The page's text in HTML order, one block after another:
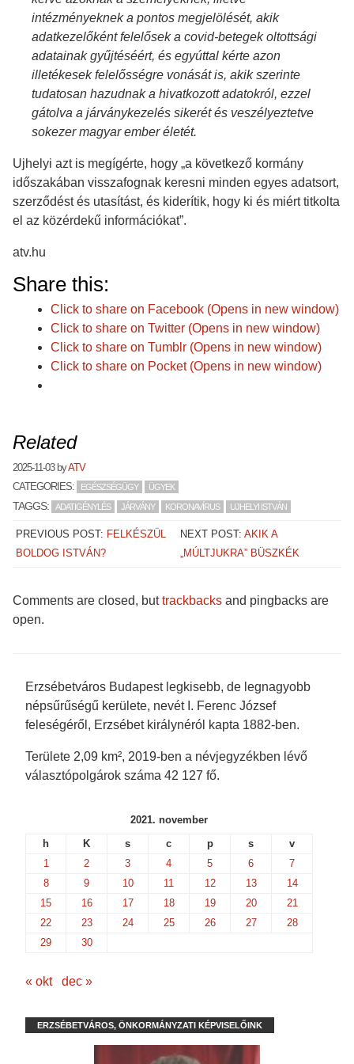
intézményeknek a pontos megjelölését, akik
adatkezelőként felelősek a covid-betegek oltottsági
adatainak gyűjtéséért, és egyúttal kérte azon
illetékesek felelősségre vonását is, akik szerinte
tudatosan hazudnak a hivatkozott adatokról, ezzel
gátolva a járványkezelés sikerét és veszélyeztetve
sokezer magyar ember életét.
Ujhelyi azt is megígérte, hogy „a következő kormány
időszakában visszafognak keresni minden egyes adatsort,
szerződést és utasítást, és kiderítik, hogy ki és miért titkolta
el az közérdekű információkat”.
atv.hu
Share this:
Click to share on Facebook (Opens in new window)
Click to share on Twitter (Opens in new window)
Click to share on Tumblr (Opens in new window)
Click to share on Pocket (Opens in new window)
Related
2025-11-03byATV
CATEGORIES:
EGÉSZSÉGÜGY ÜGYEK
TAGGS: ADATIGÉNYLÉS JÁRVÁNY KORONAVÍRUS UJHELYI ISTVÁN
PREVIOUS POST: FELKÉSZÜL
BOLDOG ISTVÁN?
NEXT POST:AKIK A
„MÚLTJUKRA” BÜSZKÉK
Comments are closed, buttrackbacks and pingbacks are
open.
Erzsébetváros Budapest legkisebb, de legnagyobb
népsűrűségű kerülete, nevét I. Ferenc József
feleségéről, Erzsébet királynéról kapta 1882-ben.
Területe 2,09 km², 2019-ben a névjegyzékben lévő
választópolgárok száma 42 127 fő.
2021. november
h
K s c p s
v
1
2 3 4 5 6
7
8
9 10 11 12 13
14
15
16 17 18 19 20
21
22
23 24 25 26 27
28
29
30
« okt dec »
ERZSÉBETVÁROS, ÖNKORMÁNYZATI KÉPVISELŐINK